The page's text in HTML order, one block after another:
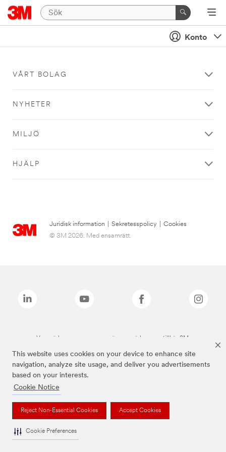
This website uses cookies on your device to enhance site
navigation, analyze site usage, and deliver you advertisements
based on your interests.
Cookie Notice
Reject Non-Essential Cookies Accept Cookies
Cookie Preferences
Konto
VÅRT BOLAG
NYHETER
MILJÖ
HJÄLP
Juridisk information Sekretesspolicy
Cookies
© 3M 2026. Med ensamrätt.
Varumärken som anges ovan är varumärken som tillhör 3M.